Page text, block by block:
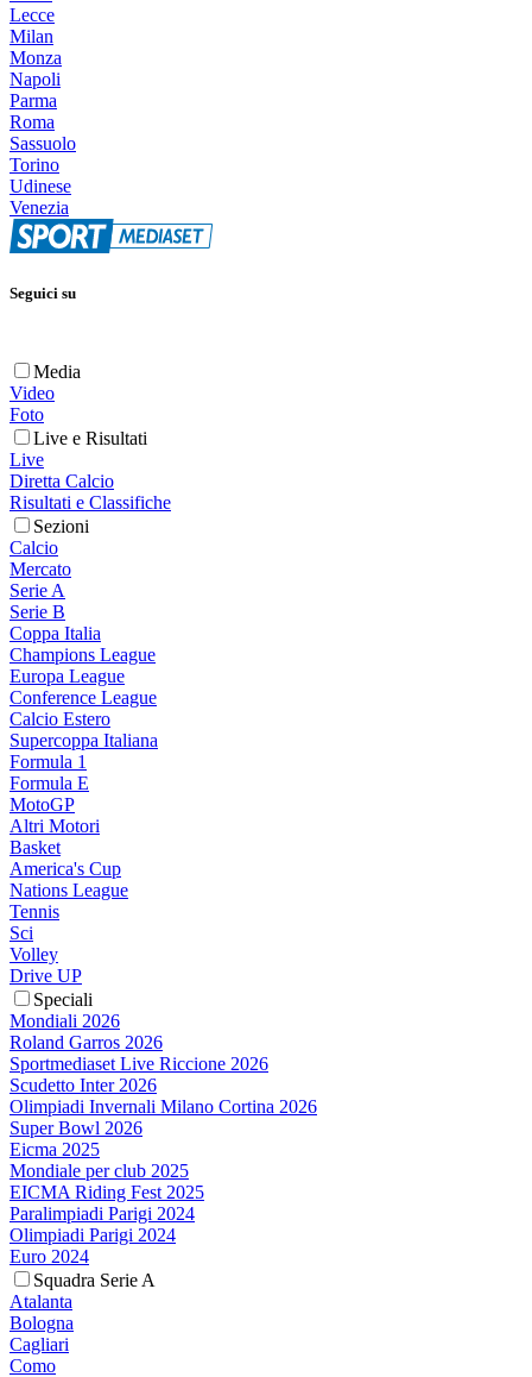
Lecce
Milan
Monza
Napoli
Parma
Roma
Sassuolo
Torino
Udinese
Venezia
Seguici su
Media
Video
Foto
Live e Risultati
Live
Diretta Calcio
Risultati e Classifiche
Sezioni
Calcio
Mercato
Serie A
Serie B
Coppa Italia
Champions League
Europa League
Conference League
Calcio Estero
Supercoppa Italiana
Formula 1
Formula E
MotoGP
Altri Motori
Basket
America's Cup
Nations League
Tennis
Sci
Volley
Drive UP
Speciali
Mondiali 2026
Roland Garros 2026
Sportmediaset Live Riccione 2026
Scudetto Inter 2026
Olimpiadi Invernali Milano Cortina 2026
Super Bowl 2026
Eicma 2025
Mondiale per club 2025
EICMA Riding Fest 2025
Paralimpiadi Parigi 2024
Olimpiadi Parigi 2024
Euro 2024
Squadra Serie A
Atalanta
Bologna
Cagliari
Como